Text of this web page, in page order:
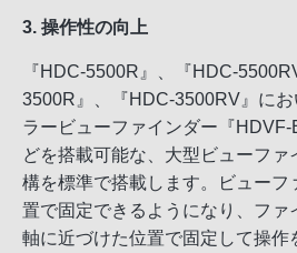
3. 操作性の向上
『HDC-5500R』、『HDC-
3500R』、『HDC-3500RV』に
ラービューファインダー『
どを搭載可能な、大型ビューフ
構を標準で搭載します。ビューフ
置で固定できるようになり、ファ
軸に近づけた位置で固定して操作